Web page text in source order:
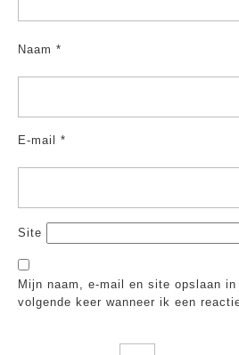
Naam *
E-mail *
Site
Mijn naam, e-mail en site opslaan
volgende keer wanneer ik een